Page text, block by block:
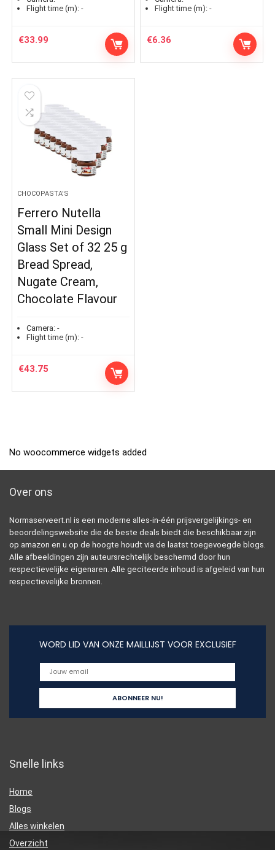
Flight time (m): -
€33.99
Flight time (m): -
€6.36
CHOCOPASTA'S
Ferrero Nutella
Small Mini Design
Glass Set of 32 25 g
Bread Spread,
Nugate Cream,
Chocolate Flavour
Camera: -
Flight time (m): -
€43.75
No woocommerce widgets added
Over ons
Normaserveert.nl is een moderne alles-in-één prijsvergelijkings- en
beoordelingswebsite die de beste deals biedt die beschikbaar zijn
op amazon en u op de hoogte houdt via de laatst toegevoegde blogs.
Alle afbeeldingen zijn auteursrechtelijk beschermd door hun
respectievelijke eigenaren. Alle geciteerde inhoud is afgeleid van hun
respectievelijke bronnen.
WORD LID VAN ONZE MAILLIJST VOOR EXCLUSIEF
Snelle links
Home
Blogs
Alles winkelen
Overzicht